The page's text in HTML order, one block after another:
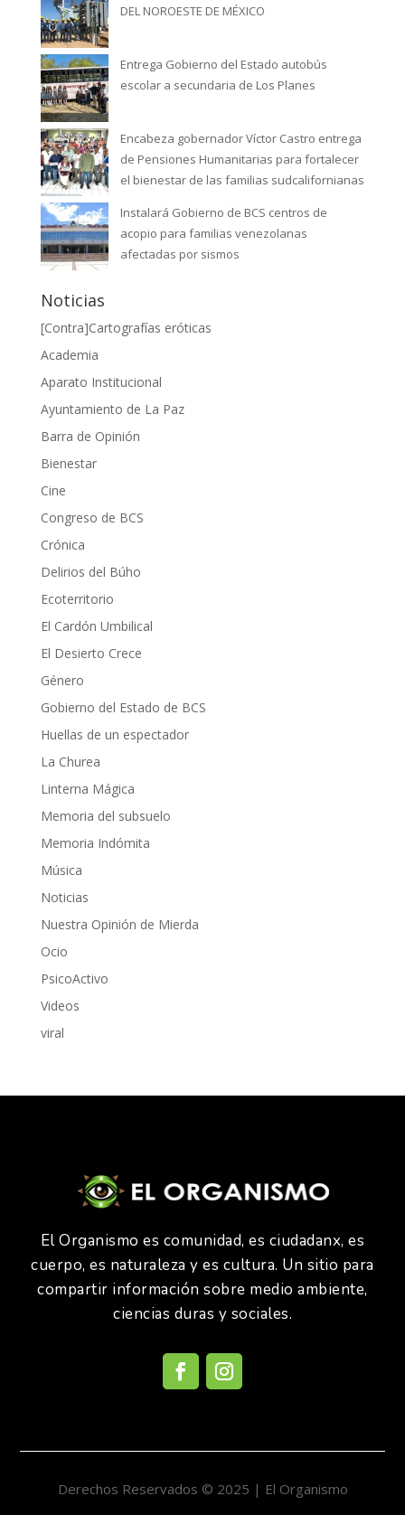
DEL NOROESTE DE MÉXICO
Entrega Gobierno del Estado autobús
escolar a secundaria de Los Planes
Encabeza gobernador Víctor Castro entrega
de Pensiones Humanitarias para fortalecer
el bienestar de las familias sudcalifornianas
Instalará Gobierno de BCS centros de
acopio para familias venezolanas
afectadas por sismos
Noticias
[Contra]Cartografías eróticas
Academia
Aparato Institucional
Ayuntamiento de La Paz
Barra de Opinión
Bienestar
Cine
Congreso de BCS
Crónica
Delirios del Búho
Ecoterritorio
El Cardón Umbilical
El Desierto Crece
Género
Gobierno del Estado de BCS
Huellas de un espectador
La Churea
Linterna Mágica
Memoria del subsuelo
Memoria Indómita
Música
Noticias
Nuestra Opinión de Mierda
Ocio
PsicoActivo
Videos
viral
El Organismo es comunidad, es ciudadanx, es
cuerpo, es naturaleza y es cultura. Un sitio para
compartir información sobre medio ambiente,
ciencias duras y sociales.
Derechos Reservados © 2025 | El Organismo